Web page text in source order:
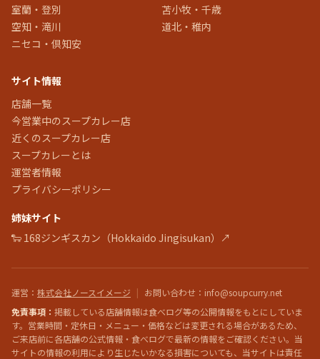
室蘭・登別
苫小牧・千歳
空知・滝川
道北・稚内
ニセコ・倶知安
サイト情報
店舗一覧
今営業中のスープカレー店
近くのスープカレー店
スープカレーとは
運営者情報
プライバシーポリシー
姉妹サイト
🐑 168ジンギスカン（Hokkaido Jingisukan）↗
運営 ： 株式会社ノースイメージ | お問い合わせ ：info@soupcurry.net
免責事項： 掲載している店舗情報は食べログ等の公開情報をもとにしていま
す。営業時間・定休日・メニュー・価格などは変更される場合があるため、
ご来店前に各店舗の公式情報・食べログで最新の情報をご確認ください。当
サイトの情報の利用により生じたいかなる損害についても、当サイトは責任